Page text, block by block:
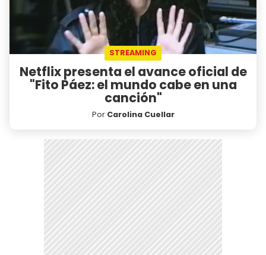
STREAMING
Netflix presenta el avance oficial de
"Fito Páez: el mundo cabe en una
canción"
Por Carolina Cuellar